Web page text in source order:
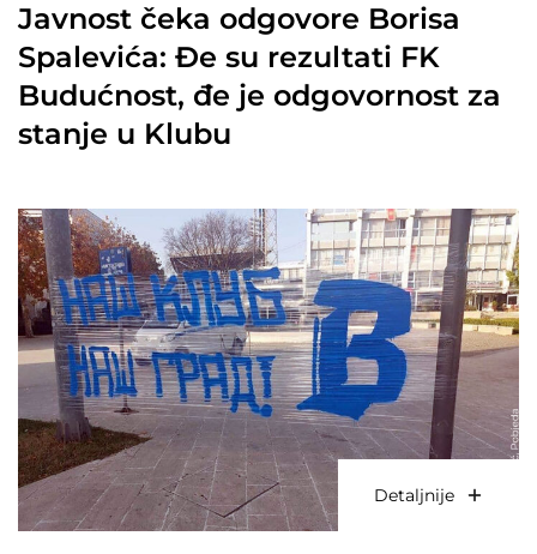
Javnost čeka odgovore Borisa
Spalevića: Đe su rezultati FK
Budućnost, đe je odgovornost za
stanje u Klubu
Detaljnije